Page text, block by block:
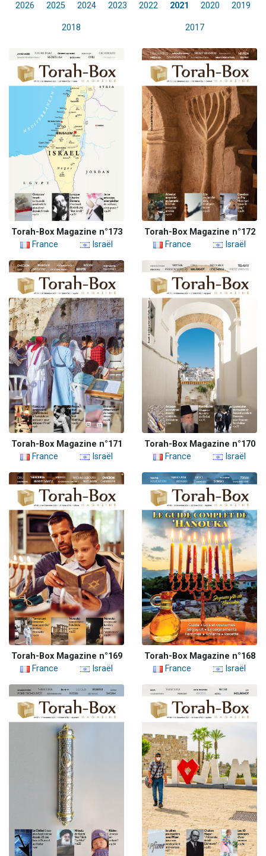
2026 2025 2024 2023 2022 2021 2020 2019
2018 2017
Torah-Box Magazine n°173
France
Israël
Torah-Box Magazine n°172
France
Israël
Torah-Box Magazine n°171
France
Israël
Torah-Box Magazine n°170
France
Israël
Torah-Box Magazine n°169
France
Israël
Torah-Box Magazine n°168
France
Israël